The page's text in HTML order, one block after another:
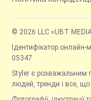
© 2026 LLC «UBT
Ідентифікатор онлайн-
05347
Styler є розважальним
людей, тренди і все,